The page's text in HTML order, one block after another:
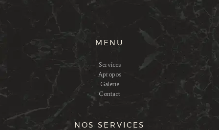
MENU
Services
Apropos
Galerie
Contact
NOS SERVICES